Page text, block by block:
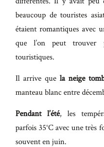
beaucoup de touristes
étaient romantiques avec
que l’on peut trouver
touristiques.
Il arrive que la neige
manteau blanc entre
Pendant l’été, les
parfois 35°C avec une très
souvent en juin.